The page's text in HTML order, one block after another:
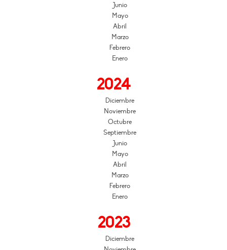
Junio
Mayo
Abril
Marzo
Febrero
Enero
2024
Diciembre
Noviembre
Octubre
Septiembre
Junio
Mayo
Abril
Marzo
Febrero
Enero
2023
Diciembre